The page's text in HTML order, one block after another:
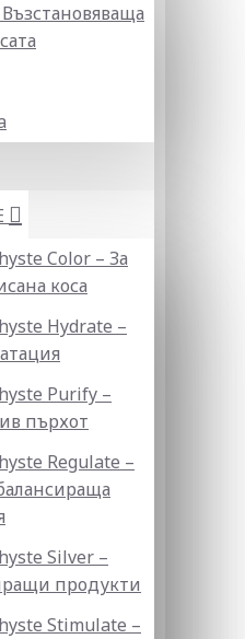
Color – За
коса
Hydrate –
Purify –
пърхот
Regulate –
Silver –
продукти
Stimulate –